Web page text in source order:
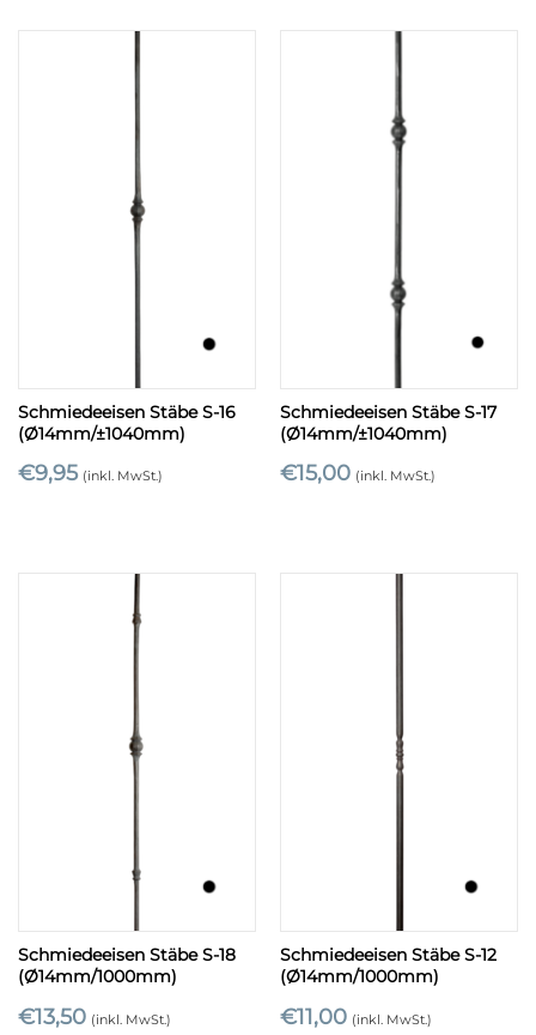
Schmiedeeisen Stäbe S-16
(Ø14mm/±1040mm)
€9,95 (inkl. MwSt.)
Schmiedeeisen Stäbe S-17
(Ø14mm/±1040mm)
€15,00 (inkl. MwSt.)
Schmiedeeisen Stäbe S-18
(Ø14mm/1000mm)
€13,50 (inkl. MwSt.)
Schmiedeeisen Stäbe S-12
(Ø14mm/1000mm)
€11,00 (inkl. MwSt.)